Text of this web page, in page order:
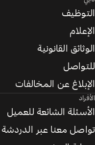
التوظيف
الإعلام
الوثائق القانونية
للتواصل
الإبلاغ عن المخالفات
الأفراد
الأسئلة الشائعة للعميل
تواصل معنا عبر الدردشة